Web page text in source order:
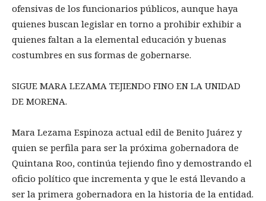
ofensivas de los funcionarios públicos, aunque haya
quienes buscan legislar en torno a prohibir exhibir a
quienes faltan a la elemental educación y buenas
costumbres en sus formas de gobernarse.
SIGUE MARA LEZAMA TEJIENDO FINO EN LA UNIDAD
DE MORENA.
Mara Lezama Espinoza actual edil de Benito Juárez y
quien se perfila para ser la próxima gobernadora de
Quintana Roo, continúa tejiendo fino y demostrando el
oficio político que incrementa y que le está llevando a
ser la primera gobernadora en la historia de la entidad.